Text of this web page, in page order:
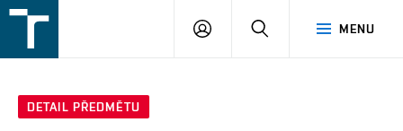
v
MENU
PŘIHLÁŠENÍ
DETAIL PŘEDMĚTU